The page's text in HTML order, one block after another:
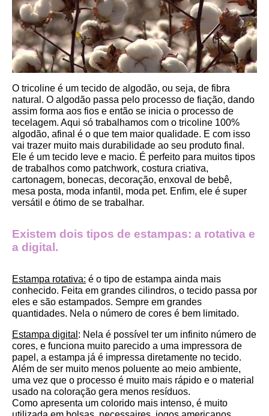
O tricoline é um tecido de algodão, ou seja, de fibra
natural. O algodão passa pelo processo de fiação, dando
assim forma aos fios e então se inicia o processo de
tecelagem. Aqui só trabalhamos com o tricoline 100%
algodão, afinal é o que tem maior qualidade. E com isso
vai trazer muito mais durabilidade ao seu produto final.
Ele é um tecido leve e macio. É perfeito para muitos tipos
de trabalhos como patchwork, costura criativa,
cartonagem, bonecas, decoração, enxoval de bebê,
mesa posta, moda infantil, moda pet. Enfim, ele é super
versátil e ótimo de se trabalhar.
Existem dois tipos de estampas: a rotativa e
a digital.
Estampa rotativa: é o tipo de estampa ainda mais
conhecido. Feita em grandes cilindros, o tecido passa por
eles e são estampados. Sempre em grandes
quantidades. Nela o número de cores é bem limitado.
Estampa digital : Nela é possível ter um infinito número de
cores, e funciona muito parecido a uma impressora de
papel, a estampa já é impressa diretamente no tecido.
Além de ser muito menos poluente ao meio ambiente,
uma vez que o processo é muito mais rápido e o material
usado na coloração gera menos resíduos.
Como apresenta um colorido mais intenso, é muito